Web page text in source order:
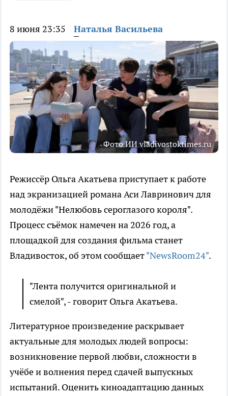
8 июня 23:35 Наталья Васильева
Фото ИИ vladivostoktimes.ru
Режиссёр Ольга Акатьева приступает к работе
над экранизацией романа Аси Лавринович для
молодёжи "Нелюбовь сероглазого короля".
Процесс съёмок намечен на 2026 год, а
площадкой для создания фильма станет
Владивосток, об этом сообщает"NewsRoom24".
"Лента получится оригинальной и
смелой", - говорит Ольга Акатьева.
Литературное произведение раскрывает
актуальные для молодых людей вопросы:
возникновение первой любви, сложности в
учёбе и волнения перед сдачей выпускных
испытаний. Оценить киноадаптацию данных